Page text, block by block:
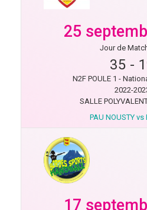
25
Jour de
35 -
N2F POULE 1 -
2022-
SALLE
PAU NOUSTY vs
17